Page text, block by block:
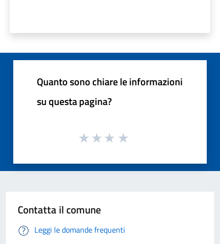
Quanto sono chiare le informazioni
su questa pagina?
Contatta il comune
Leggi le domande frequenti